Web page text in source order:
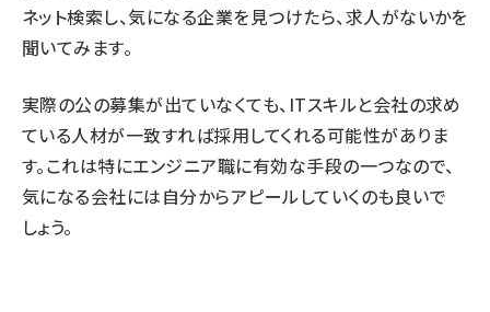
ネット検索し、気になる企業を見つけたら、求人がないかを
聞いてみます。
実際の公の募集が出ていなくても、ITスキルと会社の求め
ている人材が一致すれば採用してくれる可能性がありま
す。これは特にエンジニア職に有効な手段の一つなので、
気になる会社には自分からアピールしていくのも良いで
しょう。